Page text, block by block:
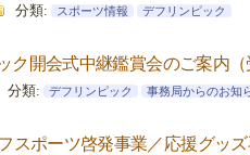
分類: スポーツ情報 デフリンピック
ク開会式中継鑑賞会のご案内（
分類: デフリンピック 事務局からのお知
スポーツ啓発事業／応援グッ